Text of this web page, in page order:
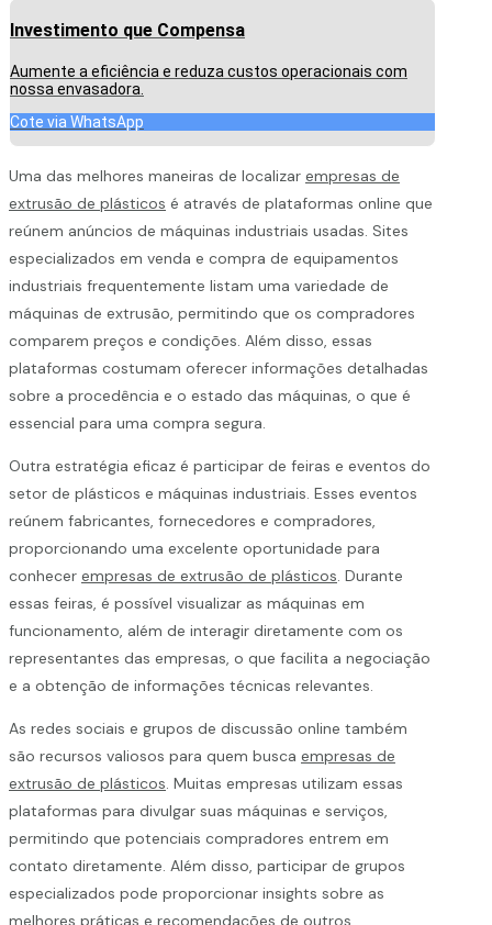
Investimento que Compensa
Aumente a eficiência e reduza custos operacionais com
nossa envasadora.
Cote via WhatsApp
Uma das melhores maneiras de localizar empresas de
extrusão de plásticos é através de plataformas online que
reúnem anúncios de máquinas industriais usadas. Sites
especializados em venda e compra de equipamentos
industriais frequentemente listam uma variedade de
máquinas de extrusão, permitindo que os compradores
comparem preços e condições. Além disso, essas
plataformas costumam oferecer informações detalhadas
sobre a procedência e o estado das máquinas, o que é
essencial para uma compra segura.
Outra estratégia eficaz é participar de feiras e eventos do
setor de plásticos e máquinas industriais. Esses eventos
reúnem fabricantes, fornecedores e compradores,
proporcionando uma excelente oportunidade para
conhecer empresas de extrusão de plásticos. Durante
essas feiras, é possível visualizar as máquinas em
funcionamento, além de interagir diretamente com os
representantes das empresas, o que facilita a negociação
e a obtenção de informações técnicas relevantes.
As redes sociais e grupos de discussão online também
são recursos valiosos para quem busca empresas de
extrusão de plásticos. Muitas empresas utilizam essas
plataformas para divulgar suas máquinas e serviços,
permitindo que potenciais compradores entrem em
contato diretamente. Além disso, participar de grupos
especializados pode proporcionar insights sobre as
melhores práticas e recomendações de outros